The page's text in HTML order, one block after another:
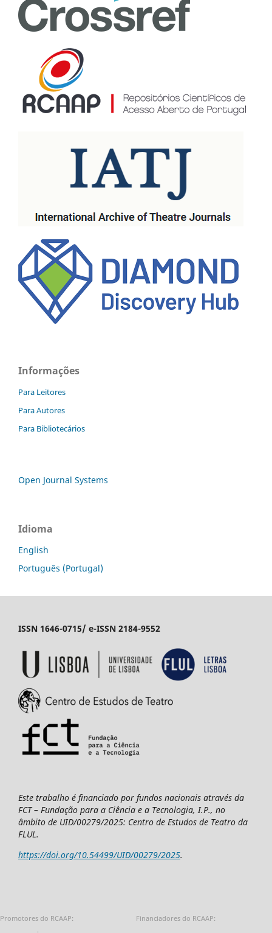
Informações
Para Leitores
Para Autores
Para Bibliotecários
Open Journal Systems
Idioma
English
Português (Portugal)
ISSN 1646-0715/ e-ISSN 2184-9552
Este trabalho é financiado por fundos nacionais através da
FCT – Fundação para a Ciência e a Tecnologia, I.P., no
âmbito de UID/00279/2025: Centro de Estudos de Teatro da
FLUL.
https://doi.org/10.54499/UID/00279/2025.
Promotores do RCAAP: Financiadores do RCAAP: